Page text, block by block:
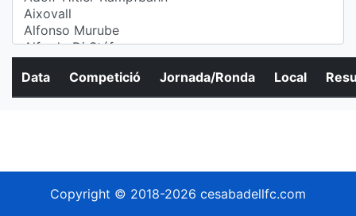
Data Competició Jornada/Ronda Local
Copyright © 2018-2026 cesabadellfc.com